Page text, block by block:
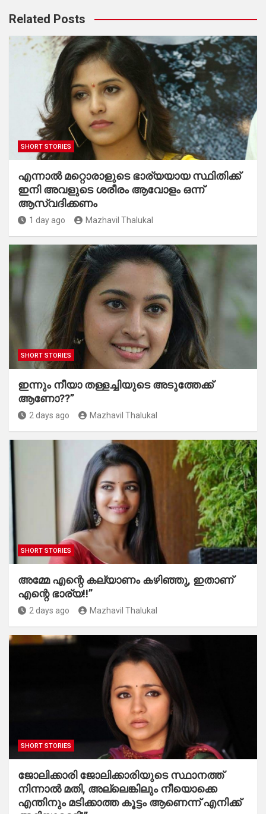
Related Posts
SHORT STORIES
എന്നാൽ മറ്റൊരാളുടെ ഭാര്യയായ സ്ഥിതിക്ക്
ഇനി അവളുടെ ശരീരം ആവോളം ഒന്ന്
ആസ്വദിക്കണം
1 day ago Mazhavil Thalukal
SHORT STORIES
ഇന്നും നീയാ തള്ളച്ചിയുടെ അടുത്തേക്ക്
ആണോ??”
2 days ago Mazhavil Thalukal
SHORT STORIES
അമ്മേ എന്റെ കല്യാണം കഴിഞ്ഞു, ഇതാണ്
എന്റെ ഭാര്യ!!”
2 days ago Mazhavil Thalukal
SHORT STORIES
ജോലിക്കാരി ജോലിക്കാരിയുടെ സ്ഥാനത്ത്
നിന്നാൽ മതി, അല്ലെങ്കിലും നീയൊക്കെ
എന്തിനും മടിക്കാത്ത കൂട്ടം ആണെന്ന് എനിക്ക്